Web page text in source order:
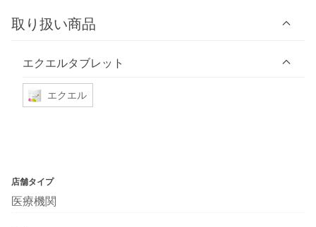
取り扱い商品
エクエルタブレット
エクエル
店舗タイプ
医療機関